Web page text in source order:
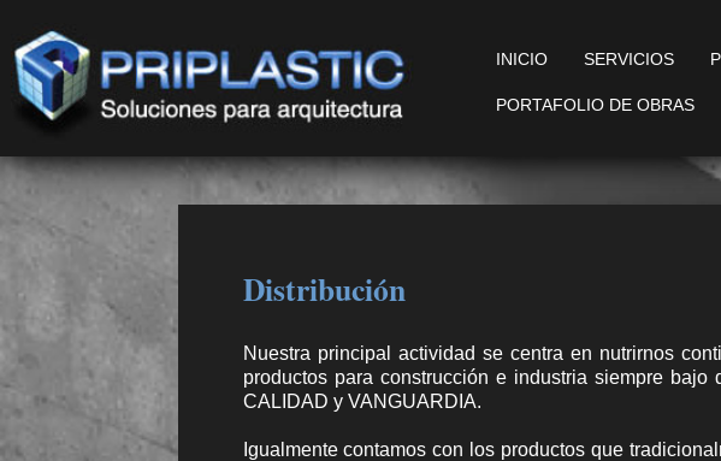
INICIO SERVICIOS
PORTAFOLIO DE OBRAS
Distribución
Nuestra principal actividad se centra en nutrirnos
productos para construcción e industria siempre bajo
CALIDAD y VANGUARDIA.
Igualmente contamos con los productos que